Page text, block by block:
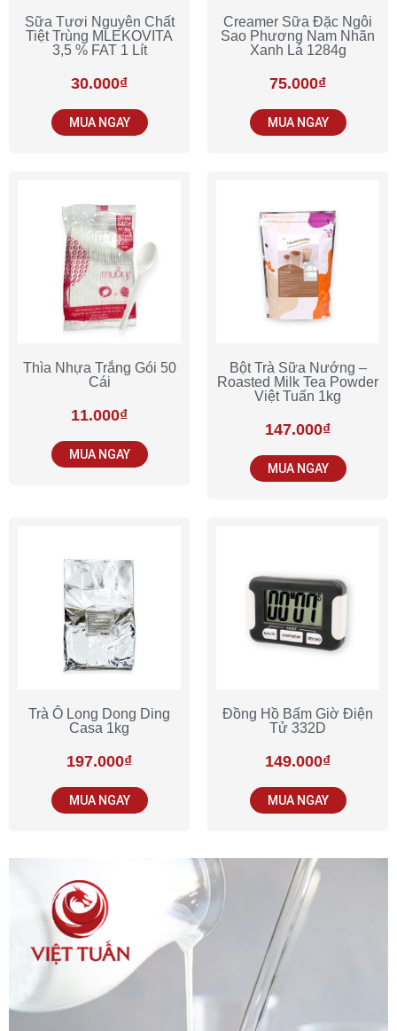
Sữa Tươi Nguyên Chất
Tiệt Trùng MLEKOVITA
3,5 % FAT 1 Lít
30.000₫
MUA NGAY
Creamer Sữa Đặc Ngôi
Sao Phương Nam Nhãn
Xanh Lá 1284g
75.000₫
MUA NGAY
Thìa Nhựa Trắng Gói 50
Cái
11.000₫
MUA NGAY
Bột Trà Sữa Nướng –
Roasted Milk Tea Powder
Việt Tuấn 1kg
147.000₫
MUA NGAY
Trà Ô Long Dong Ding
Casa 1kg
197.000₫
MUA NGAY
Đồng Hồ Bấm Giờ Điện
Tử 332D
149.000₫
MUA NGAY